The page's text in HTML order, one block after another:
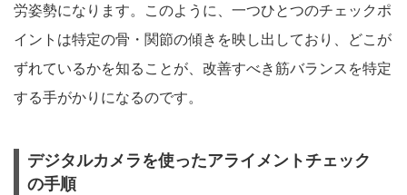
労姿勢になります。このように、一つひとつのチェックポ
イントは特定の骨・関節の傾きを映し出しており、どこが
ずれているかを知ることが、改善すべき筋バランスを特定
する手がかりになるのです。
デジタルカメラを使ったアライメントチェック
の手順